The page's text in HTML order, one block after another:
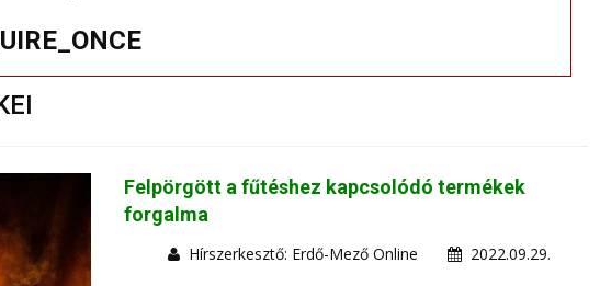
Felpörgött a fűtéshez kapcsolódó termékek
forgalma
Hírszerkesztő: Erdő-Mező Online 2022.09.29.